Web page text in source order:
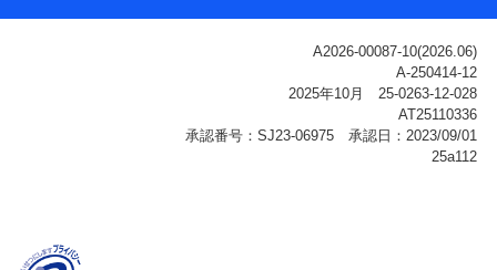
ご契約状態・ご利用履歴インターネット利用時の行動に
関する情報、アプリケーション利用時の行動に関する情
報、購入されたサービスや商品の名称・購入場所・決済
に関する情報、アンケートの回答に関する情報などが含
名、住所、生年月日、性別、保険契約者と被保険者の関